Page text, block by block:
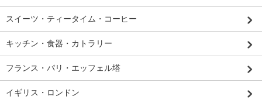
スイーツ・ティータイム・コーヒー
キッチン・食器・カトラリー
フランス・パリ・エッフェル塔
イギリス・ロンドン